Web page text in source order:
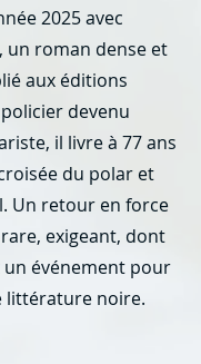
2025 avec
un roman dense et
aux éditions
devenu
il livre à 77 ans
du polar et
Un retour en force
exigeant, dont
un événement pour
littérature noire.